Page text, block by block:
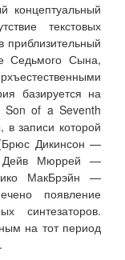
концептуальный
текстовых
приблизительный
Седьмого Сына,
базируется на
Son of a Seventh
в записи которой
(Брюс Дикинсон —
Дейв Мюррей —
МакБрэйн —
появление
синтезаторов.
на тот период